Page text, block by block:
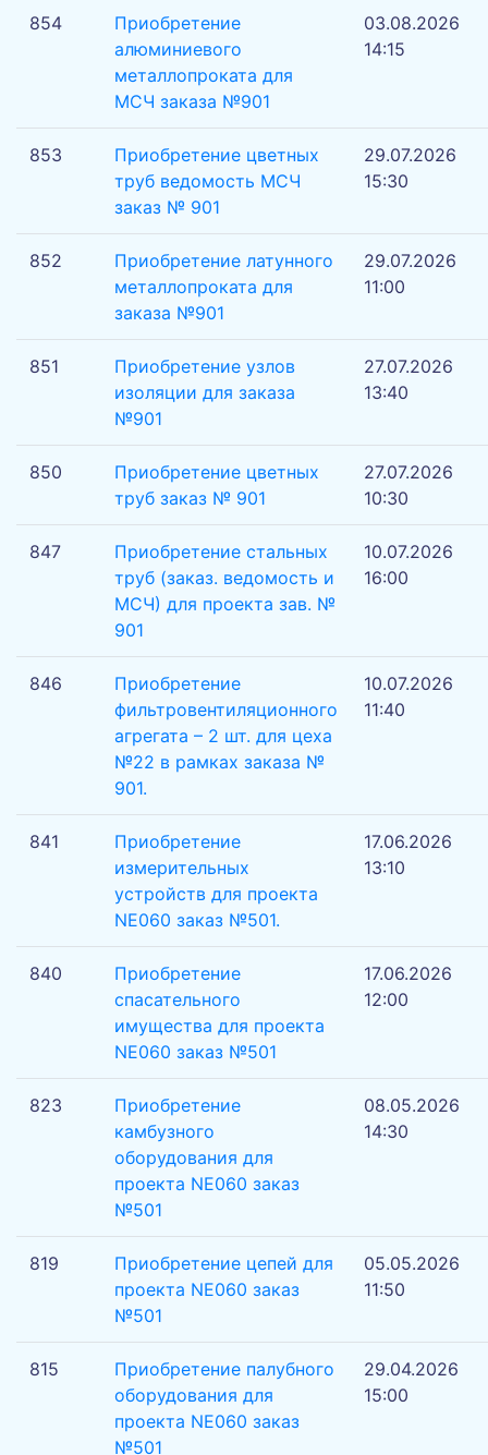
854
Приобретение
алюминиевого
металлопроката для
МСЧ заказа №901
03.08.2026
14:15
853
Приобретение цветных
труб ведомость МСЧ
заказ № 901
29.07.2026
15:30
852
Приобретение латунного
металлопроката для
заказа №901
29.07.2026
11:00
851
Приобретение узлов
изоляции для заказа
№901
27.07.2026
13:40
850
Приобретение цветных
труб заказ № 901
27.07.2026
10:30
847
Приобретение стальных
труб (заказ. ведомость и
МСЧ) для проекта зав. №
901
10.07.2026
16:00
846
Приобретение
фильтровентиляционного
агрегата – 2 шт. для цеха
№22 в рамках заказа №
901.
10.07.2026
11:40
841
Приобретение
измерительных
устройств для проекта
NE060 заказ №501.
17.06.2026
13:10
840
Приобретение
спасательного
имущества для проекта
NE060 заказ №501
17.06.2026
12:00
823
Приобретение
камбузного
оборудования для
проекта NE060 заказ
№501
08.05.2026
14:30
819
Приобретение цепей для
проекта NE060 заказ
№501
05.05.2026
11:50
815
Приобретение палубного
оборудования для
проекта NE060 заказ
№501
29.04.2026
15:00